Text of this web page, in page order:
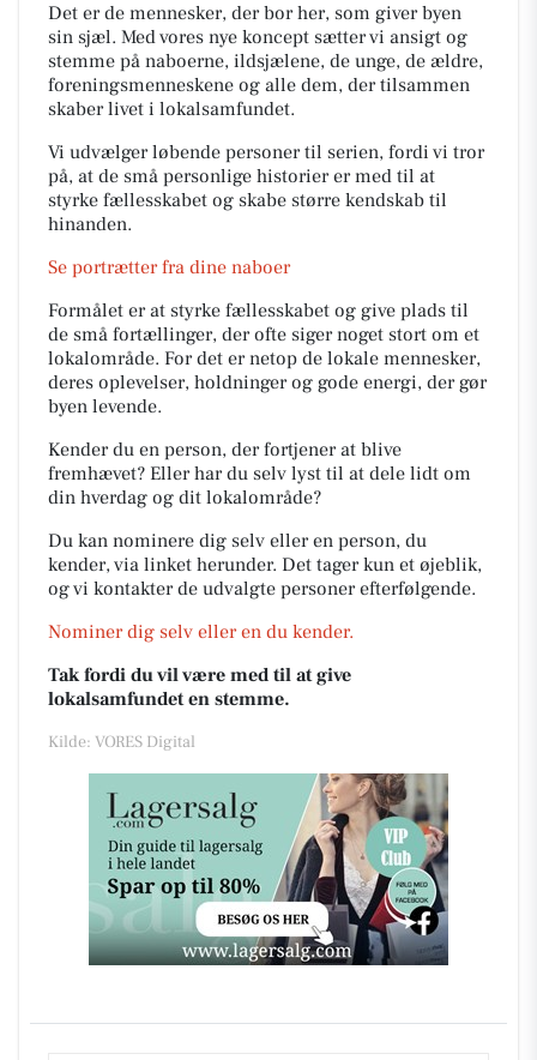
Det er de mennesker, der bor her, som giver byen
sin sjæl. Med vores nye koncept sætter vi ansigt og
stemme på naboerne, ildsjælene, de unge, de ældre,
foreningsmenneskene og alle dem, der tilsammen
skaber livet i lokalsamfundet.
Vi udvælger løbende personer til serien, fordi vi tror
på, at de små personlige historier er med til at
styrke fællesskabet og skabe større kendskab til
hinanden.
Se portrætter fra dine naboer
Formålet er at styrke fællesskabet og give plads til
de små fortællinger, der ofte siger noget stort om et
lokalområde. For det er netop de lokale mennesker,
deres oplevelser, holdninger og gode energi, der gør
byen levende.
Kender du en person, der fortjener at blive
fremhævet? Eller har du selv lyst til at dele lidt om
din hverdag og dit lokalområde?
Du kan nominere dig selv eller en person, du
kender, via linket herunder. Det tager kun et øjeblik,
og vi kontakter de udvalgte personer efterfølgende.
Nominer dig selv eller en du kender.
Tak fordi du vil være med til at give
lokalsamfundet en stemme.
Kilde: VORES Digital